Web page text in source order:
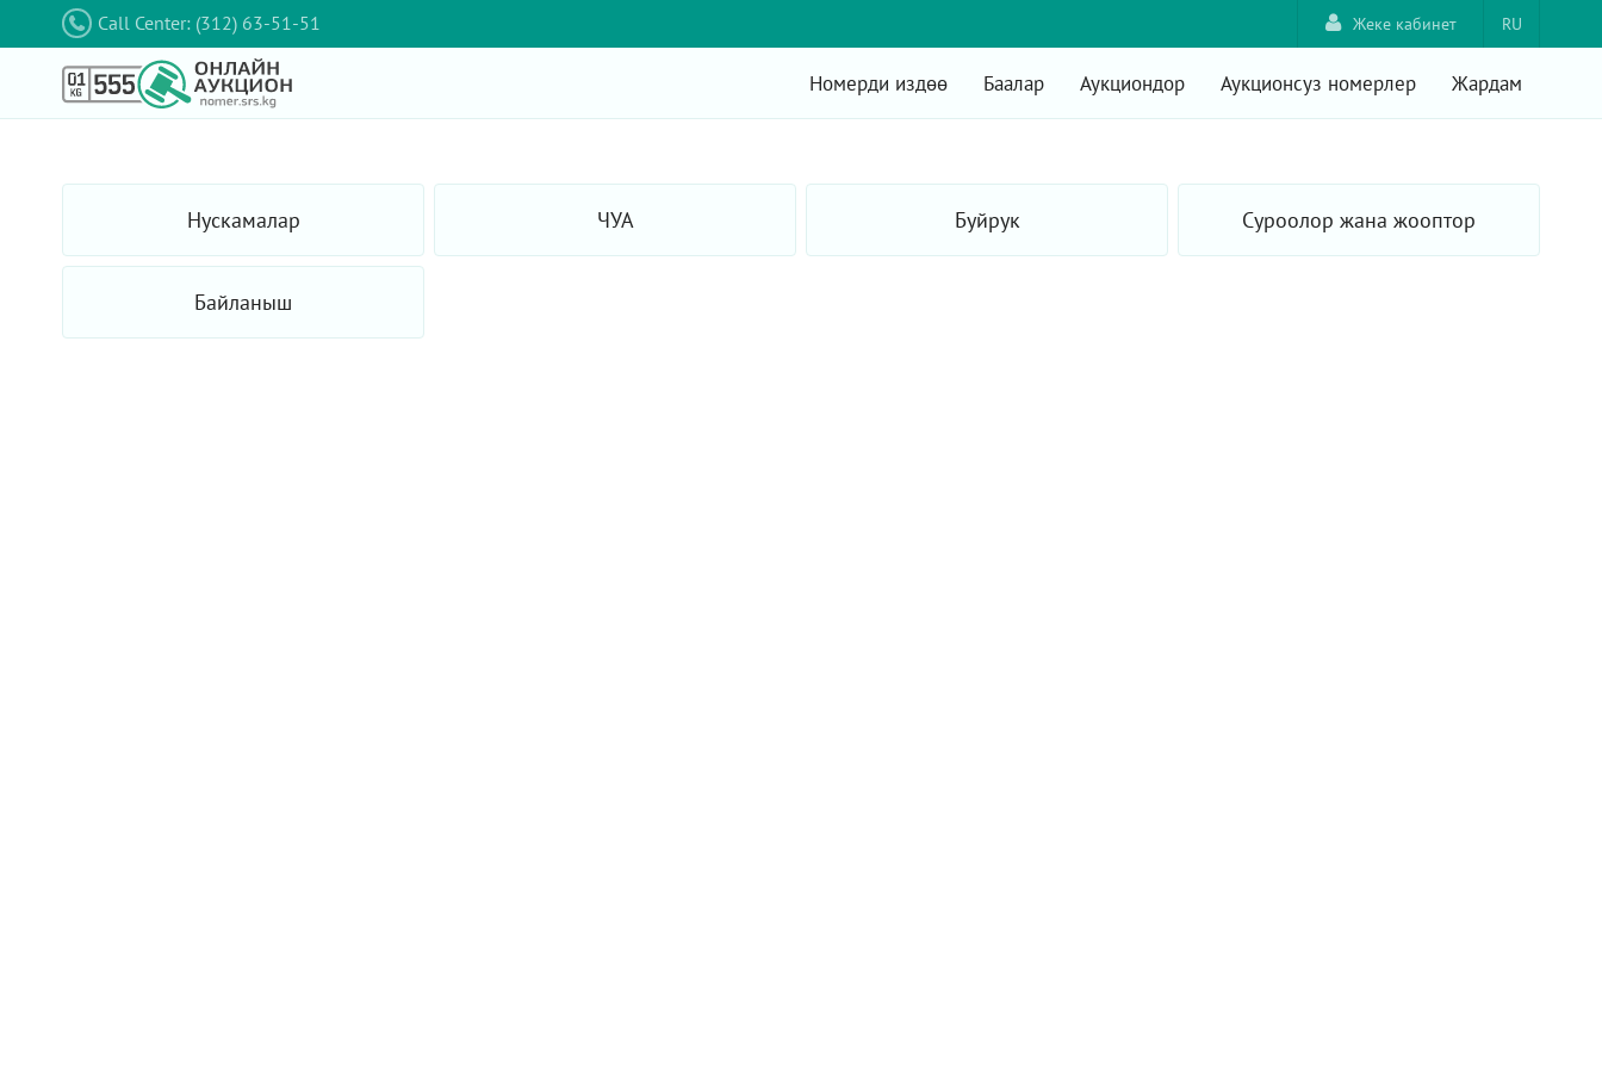
Call Center: (312) 63-51-51 RU
Жеке кабинет
Номерди издөө Баалар Аукциондор Аукционсуз номерлер Жардам
Нускамалар ЧУА Буйрук Суроолор жана жооптор
Байланыш